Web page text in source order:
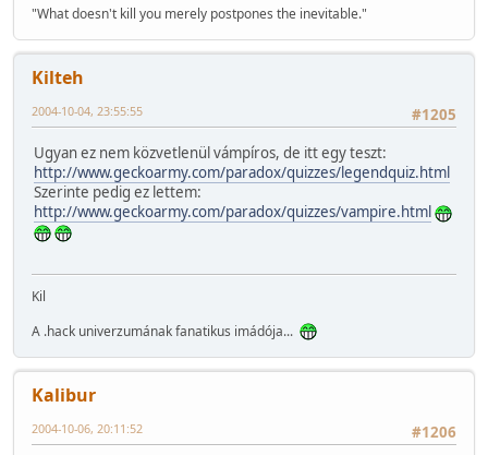
"What doesn't kill you merely postpones the inevitable."
Kilteh
#1205
2004-10-04, 23:55:55
Ugyan ez nem közvetlenül vámpíros, de itt egy teszt:
http://www.geckoarmy.com/paradox/quizzes/legendquiz.html
Szerinte pedig ez lettem:
http://www.geckoarmy.com/paradox/quizzes/vampire.html
Kil
A .hack univerzumának fanatikus imádója...
Kalibur
#1206
2004-10-06, 20:11:52